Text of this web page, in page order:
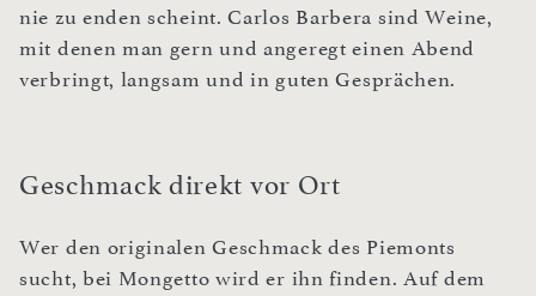
nie zu enden scheint. Carlos Barbera sind Weine,
mit denen man gern und angeregt einen Abend
verbringt, langsam und in guten Gesprächen.
Geschmack direkt vor Ort
Wer den originalen Geschmack des Piemonts
sucht, bei Mongetto wird er ihn finden. Auf dem